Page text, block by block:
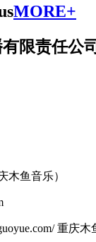
MORE+
限责任公司
木鱼音乐）
重庆